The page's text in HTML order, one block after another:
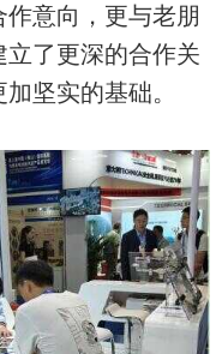
意向，更与老朋
了更深的合作关
坚实的基础。